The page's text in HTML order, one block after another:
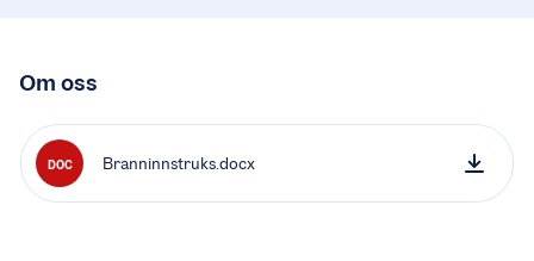
Om oss
DOC Branninnstruks.docx